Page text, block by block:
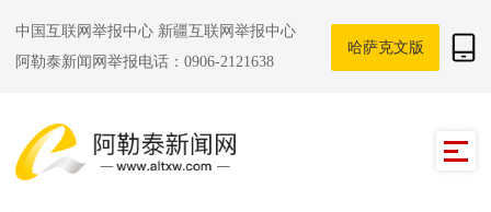
中国互联网举报中心 新疆互联网举报中心
阿勒泰新闻网举报电话：0906-2121638
哈萨克文版